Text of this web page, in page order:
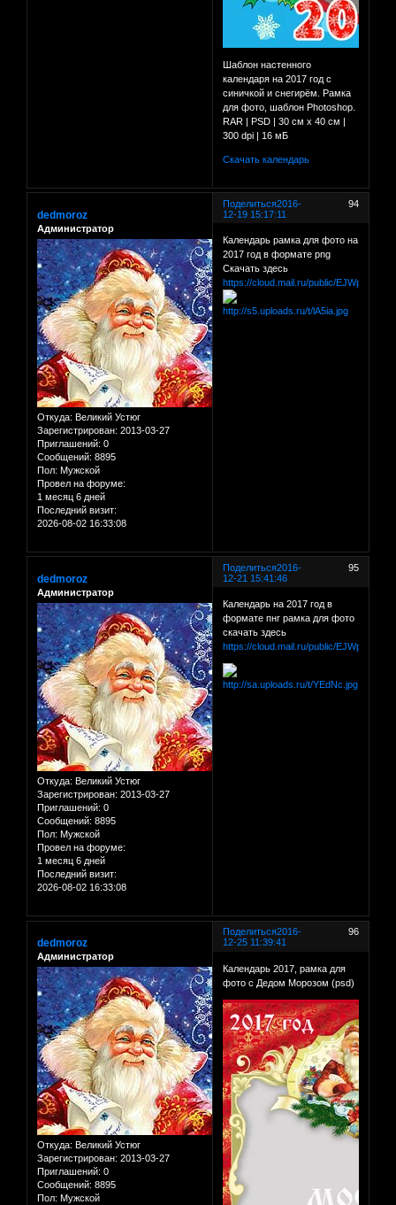
Шаблон настенного
календаря на 2017 год с
синичкой и снегирём. Рамка
для фото, шаблон Photoshop.
RAR | PSD | 30 см х 40 см |
300 dpi | 16 мБ
Скачать календарь
Поделиться 94
2016-
12-19 15:17:11
dedmoroz
Администратор
Откуда: Великий Устюг
Зарегистрирован: 2013-03-27
Приглашений: 0
Сообщений: 8895
Пол: Мужской
Провел на форуме:
1 месяц 6 дней
Последний визит:
2026-08-02 16:33:08
Календарь рамка для фото на
2017 год в формате png
Скачать здесь
https://cloud.mail.ru/public/EJWp/
Поделиться 95
2016-
12-21 15:41:46
dedmoroz
Администратор
Откуда: Великий Устюг
Зарегистрирован: 2013-03-27
Приглашений: 0
Сообщений: 8895
Пол: Мужской
Провел на форуме:
1 месяц 6 дней
Последний визит:
2026-08-02 16:33:08
Календарь на 2017 год в
формате пнг рамка для фото
скачать здесь
https://cloud.mail.ru/public/EJWp/
Поделиться 96
2016-
12-25 11:39:41
dedmoroz
Администратор
Откуда: Великий Устюг
Зарегистрирован: 2013-03-27
Приглашений: 0
Сообщений: 8895
Пол: Мужской
Календарь 2017, рамка для
фото с Дедом Морозом (psd)